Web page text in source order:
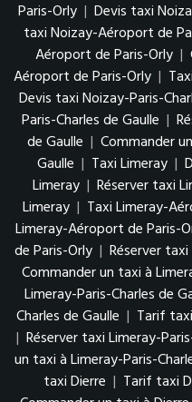
Paris-Orly | Devis taxi
taxi Noizay-Aéroport de
Aéroport de Paris-Orly |
Aéroport de Paris-Orly |
Devis taxi Noizay-Paris-
Paris-Charles de Gaulle |
de Gaulle | Commander
Gaulle | Taxi Limeray |
Limeray | Réserver taxi
Limeray | Taxi Limeray-
Limeray-Aéroport de Paris-
de Paris-Orly | Réserver
Commander un taxi à
Limeray-Paris-Charles de
Charles de Gaulle | Tarif
| Réserver taxi Limeray-
un taxi à Limeray-Paris-
taxi Dierre | Tarif taxi